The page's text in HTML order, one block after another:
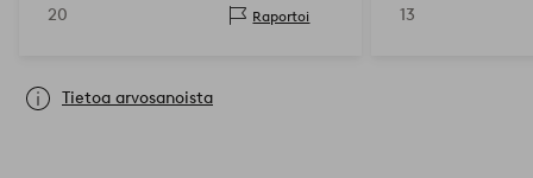
20
Raportoi
osittain
13
Tietoa arvosanoista